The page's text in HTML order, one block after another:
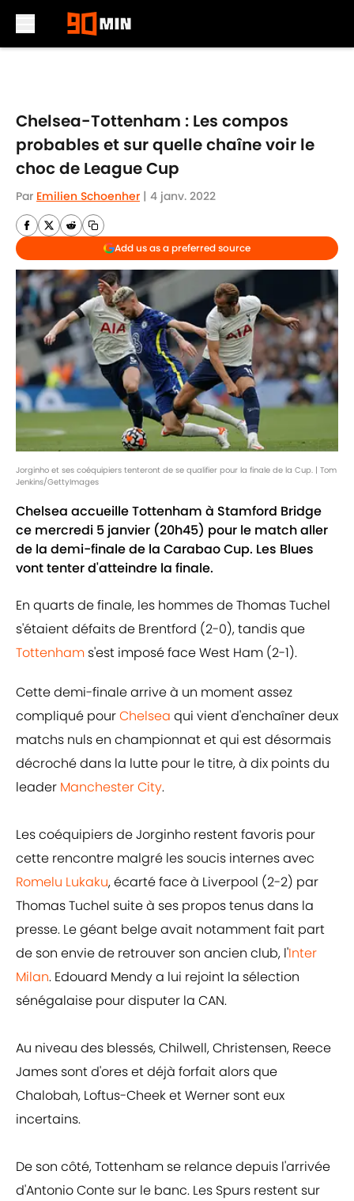
Chelsea-Tottenham : Les compos
probables et sur quelle chaîne voir le
choc de League Cup
Par Emilien Schoenher | 4 janv. 2022
Add us as a preferred source
Jorginho et ses coéquipiers tenteront de se qualifier pour la finale de la Cup. | Tom
Jenkins/GettyImages
Chelsea accueille Tottenham à Stamford Bridge
ce mercredi 5 janvier (20h45) pour le match aller
de la demi-finale de la Carabao Cup. Les Blues
vont tenter d'atteindre la finale.
En quarts de finale, les hommes de Thomas Tuchel
s'étaient défaits de Brentford (2-0), tandis que
Tottenham s'est imposé face West Ham (2-1).
Cette demi-finale arrive à un moment assez
compliqué pourChelsea qui vient d'enchaîner deux
matchs nuls en championnat et qui est désormais
décroché dans la lutte pour le titre, à dix points du
leader Manchester City.
Les coéquipiers de Jorginho restent favoris pour
cette rencontre malgré les soucis internes avec
Romelu Lukaku, écarté face à Liverpool (2-2) par
Thomas Tuchel suite à ses propos tenus dans la
presse. Le géant belge avait notamment fait part
de son envie de retrouver son ancien club, l'Inter
Milan. Edouard Mendy a lui rejoint la sélection
sénégalaise pour disputer la CAN.
Au niveau des blessés, Chilwell, Christensen, Reece
James sont d'ores et déjà forfait alors que
Chalobah, Loftus-Cheek et Werner sont eux
incertains.
De son côté, Tottenham se relance depuis l'arrivée
d'Antonio Conte sur le banc. Les Spurs restent sur